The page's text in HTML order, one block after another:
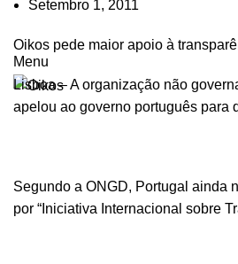
Menu
Setembro 1, 2011
Oikos pede maior apoio à
Lisboa – A organização não
apelou ao governo português para
Segundo a ONGD, Portugal ainda
por “Iniciativa Internacional sobre